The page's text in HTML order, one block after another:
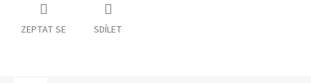
ZEPTAT SE SDÍLET